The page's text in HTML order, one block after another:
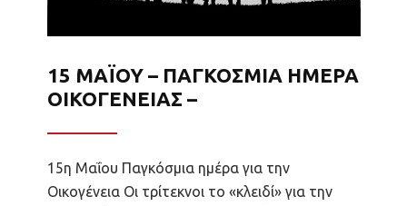
15 ΜΑΪΟΥ – ΠΑΓΚΟΣΜΙΑ ΗΜΕΡΑ
ΟΙΚΟΓΕΝΕΙΑΣ –
15η Μαΐου Παγκόσμια ημέρα για την
Οικογένεια Οι τρίτεκνοι το «κλειδί» για την